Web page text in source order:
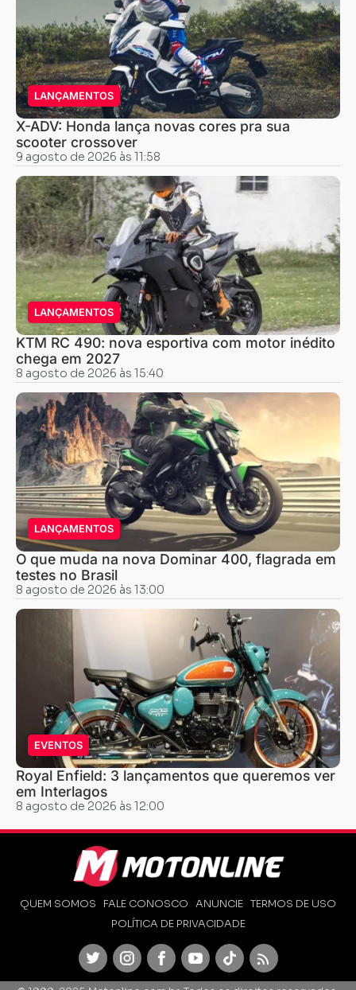
LANÇAMENTOS
X-ADV: Honda lança novas cores pra sua
scooter crossover
9 agosto de 2026 às 11:58
LANÇAMENTOS
KTM RC 490: nova esportiva com motor inédito
chega em 2027
8 agosto de 2026 às 15:40
LANÇAMENTOS
O que muda na nova Dominar 400, flagrada em
testes no Brasil
8 agosto de 2026 às 13:00
EVENTOS
Royal Enfield: 3 lançamentos que queremos ver
em Interlagos
8 agosto de 2026 às 12:00
QUEM SOMOS FALE CONOSCO ANUNCIE TERMOS DE USO
POLÍTICA DE PRIVACIDADE
TwitterInstagramFacebookYoutubeTikTok Feed